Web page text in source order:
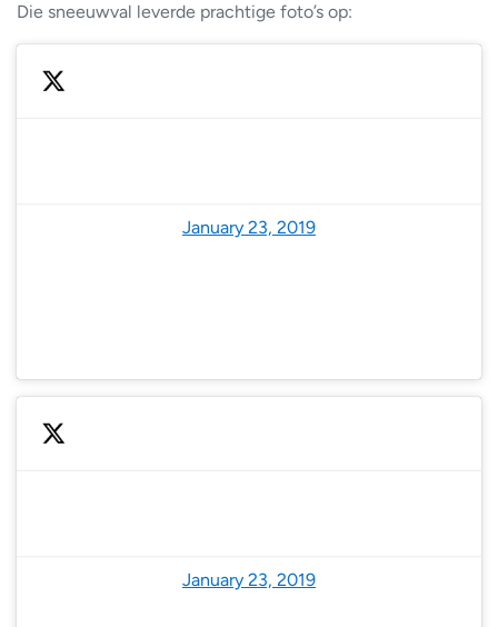
Die sneeuwval leverde prachtige foto’s op:
January 23, 2019
January 23, 2019